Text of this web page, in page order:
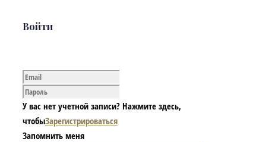
Войти
У вас нет учетной записи? Нажмите здесь,
чтобыЗарегистрироваться
Запомнить меня